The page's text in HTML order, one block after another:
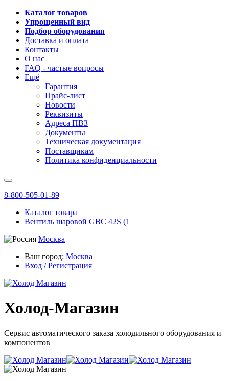
Каталог товаров
Упрощенный вид
Подбор оборудования
Доставка и оплата
Контакты
О нас
FAQ - частые вопросы
Ещё
Гарантия
Прайс-лист
Новости
Реквизиты
Адреса ПВЗ
Документы
Техническая документация
Поставщикам
Политика конфиденциальности
8-800-505-01-89
Каталог товара
Вентиль шаровой GBC 42S (1
Москва
Ваш город: Москва
Вход / Регистрация
Холод-Магазин
Сервис автоматического заказа холодильного оборудования и
компонентов